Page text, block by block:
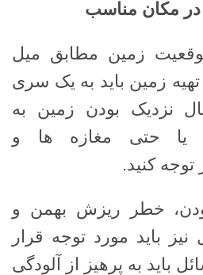
در مکان مناسب
زمین مطابق میل
زمین باید به یک سری
نزدیک بودن زمین به
یا حتی مغازه ها و
کنید.
خطر ریزش بهمن و
باید مورد توجه قرار
باید به پرهیز از آلودگی